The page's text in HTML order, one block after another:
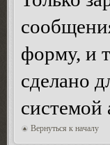
форму, и
сделано
Вернуться к началу